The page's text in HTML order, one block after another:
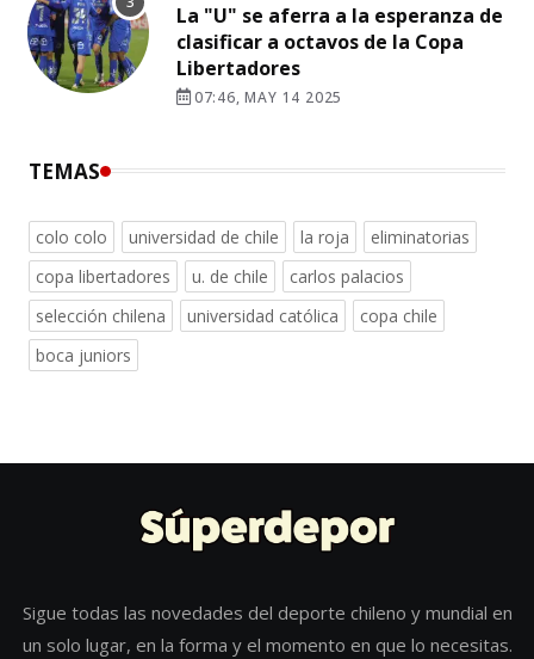
La "U" se aferra a la esperanza de
clasificar a octavos de la Copa
Libertadores
07:46, MAY 14 2025
TEMAS
colo colo universidad de chile la roja
eliminatorias
copa libertadores
u. de chile
carlos palacios
selección chilena
universidad católica
copa chile
boca juniors
Sigue todas las novedades del deporte chileno y mundial en
un solo lugar, en la forma y el momento en que lo necesitas.